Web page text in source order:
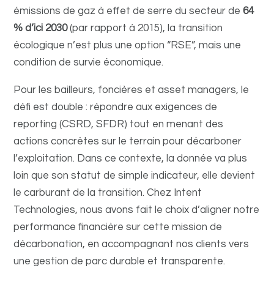
émissions de gaz à effet de serre du secteur de64
% d’ici 2030(par rapport à 2015), la transition
écologique n’est plus une option “RSE”, mais une
condition de survie économique.
Pour les bailleurs, foncières et asset managers, le
défi est double : répondre aux exigences de
reporting (CSRD, SFDR) tout en menant des
actions concrètes sur le terrain pour décarboner
l’exploitation. Dans ce contexte, la donnée va plus
loin que son statut de simple indicateur, elle devient
le carburant de la transition. Chez Intent
Technologies, nous avons fait le choix d’aligner notre
performance financière sur cette mission de
décarbonation, en accompagnant nos clients vers
une gestion de parc durable et transparente.